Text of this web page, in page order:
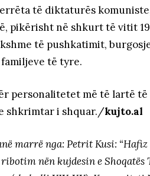
të diktaturës
pikërisht në shkurt të vitit
të pushkatimit,
të tyre.
personalitetet më të lartë të
shkrimtar i shquar./kujto.al
marrë nga: Petrit Kusi:
nën kujdesin e Shoqatës